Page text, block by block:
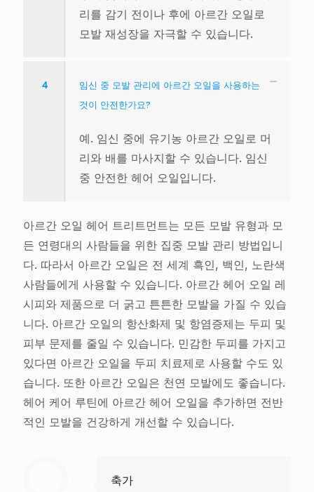
리를 감기 전이나 후에 아르간 오일로
모발 재성장을 자극할 수 있습니다.
4
임신 중 모발 관리에 아르간 오일을 사용하는
것이 안전한가요?
예. 임신 중에 유기농 아르간 오일로 머
리와 배를 마사지할 수 있습니다. 임신
중 안전한 헤어 오일입니다.
아르간 오일 헤어 트리트먼트는 모든 모발 유형과 모
든 연령대의 사람들을 위한 집중 모발 관리 방법입니
다. 따라서 아르간 오일은 전 세계 흑인, 백인, 노란색
사람들에게 사용할 수 있습니다. 아르간 헤어 오일 레
시피와 제품으로 더 굵고 튼튼한 모발을 가질 수 있습
니다. 아르간 오일의 항산화제 및 항염증제는 두피 및
피부 문제를 줄일 수 있습니다. 민감한 두피를 가지고
있다면 아르간 오일을 두피 치료제로 사용할 수도 있
습니다. 또한 아르간 오일은 천연 모발에도 좋습니다.
헤어 케어 루틴에 아르간 헤어 오일을 추가하면 전반
적인 모발을 건강하게 개선할 수 있습니다.
축가